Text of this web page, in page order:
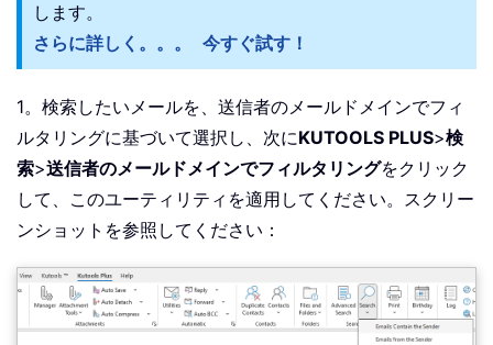
します。
さらに詳しく。。。
今すぐ試す！
1。検索したいメールを、送信者のメールドメインでフィ
ルタリングに基づいて選択し、次にKUTOOLS PLUS>検
索>送信者のメールドメインでフィルタリングをクリック
して、このユーティリティを適用してください。スクリー
ンショットを参照してください：